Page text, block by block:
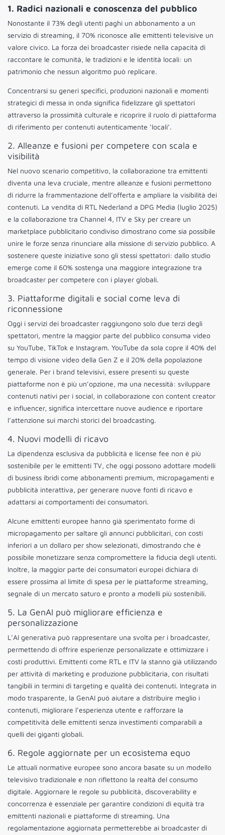
1. Radici nazionali e conoscenza del pubblico
Nonostante il 73% degli utenti paghi un abbonamento a un
servizio di streaming, il 70% riconosce alle emittenti televisive un
valore civico. La forza dei broadcaster risiede nella capacità di
raccontare le comunità, le tradizioni e le identità locali: un
patrimonio che nessun algoritmo può replicare.
Concentrarsi su generi specifici, produzioni nazionali e momenti
strategici di messa in onda significa fidelizzare gli spettatori
attraverso la prossimità culturale e ricoprire il ruolo di piattaforma
di riferimento per contenuti autenticamente ‘locali’.
2. Alleanze e fusioni per competere con scala e
visibilità
Nel nuovo scenario competitivo, la collaborazione tra emittenti
diventa una leva cruciale, mentre alleanze e fusioni permettono
di ridurre la frammentazione dell’offerta e ampliare la visibilità dei
contenuti. La vendita di RTL Nederland a DPG Media (luglio 2025)
e la collaborazione tra Channel 4, ITV e Sky per creare un
marketplace pubblicitario condiviso dimostrano come sia possibile
unire le forze senza rinunciare alla missione di servizio pubblico. A
sostenere queste iniziative sono gli stessi spettatori: dallo studio
emerge come il 60% sostenga una maggiore integrazione tra
broadcaster per competere con i player globali.
3. Piattaforme digitali e social come leva di
riconnessione
Oggi i servizi dei broadcaster raggiungono solo due terzi degli
spettatori, mentre la maggior parte del pubblico consuma video
su YouTube, TikTok e Instagram. YouTube da sola copre il 40% del
tempo di visione video della Gen Z e il 20% della popolazione
generale. Per i brand televisivi, essere presenti su queste
piattaforme non è più un’opzione, ma una necessità: sviluppare
contenuti nativi per i social, in collaborazione con content creator
e influencer, significa intercettare nuove audience e riportare
l’attenzione sui marchi storici del broadcasting.
4. Nuovi modelli di ricavo
La dipendenza esclusiva da pubblicità e license fee non è più
sostenibile per le emittenti TV, che oggi possono adottare modelli
di business ibridi come abbonamenti premium, micropagamenti e
pubblicità interattiva, per generare nuove fonti di ricavo e
adattarsi ai comportamenti dei consumatori.
Alcune emittenti europee hanno già sperimentato forme di
micropagamento per saltare gli annunci pubblicitari, con costi
inferiori a un dollaro per show selezionati, dimostrando che è
possibile monetizzare senza compromettere la fiducia degli utenti.
Inoltre, la maggior parte dei consumatori europei dichiara di
essere prossima al limite di spesa per le piattaforme streaming,
segnale di un mercato saturo e pronto a modelli più sostenibili.
5. La GenAI può migliorare efficienza e
personalizzazione
L’AI generativa può rappresentare una svolta per i broadcaster,
permettendo di offrire esperienze personalizzate e ottimizzare i
costi produttivi. Emittenti come RTL e ITV la stanno già utilizzando
per attività di marketing e produzione pubblicitaria, con risultati
tangibili in termini di targeting e qualità dei contenuti. Integrata in
modo trasparente, la GenAI può aiutare a distribuire meglio i
contenuti, migliorare l’esperienza utente e rafforzare la
competitività delle emittenti senza investimenti comparabili a
quelli dei giganti globali.
6. Regole aggiornate per un ecosistema equo
Le attuali normative europee sono ancora basate su un modello
televisivo tradizionale e non riflettono la realtà del consumo
digitale. Aggiornare le regole su pubblicità, discoverability e
concorrenza è essenziale per garantire condizioni di equità tra
emittenti nazionali e piattaforme di streaming. Una
regolamentazione aggiornata permetterebbe ai broadcaster di